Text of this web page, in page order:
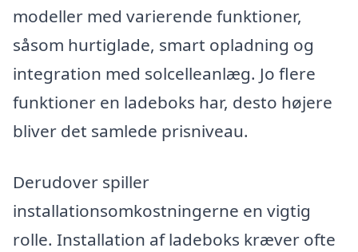
modeller med varierende funktioner,
såsom hurtiglade, smart opladning og
integration med solcelleanlæg. Jo flere
funktioner en ladeboks har, desto højere
bliver det samlede prisniveau.
Derudover spiller
installationsomkostningerne en vigtig
rolle. Installation af ladeboks kræver ofte